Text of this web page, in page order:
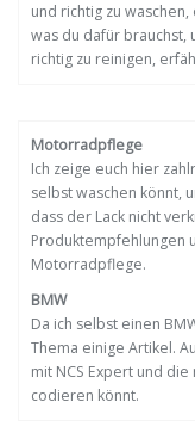
und richtig zu
was du dafür brauchst,
richtig zu reinigen,
Motorradpflege
Ich zeige euch hier
selbst waschen könnt,
dass der Lack nicht
Produktempfehlungen
Motorradpflege.
BMW
Da ich selbst einen
Thema einige Artikel.
mit NCS Expert und die
codieren könnt.